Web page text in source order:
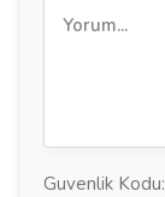
Guvenlik Kodu: